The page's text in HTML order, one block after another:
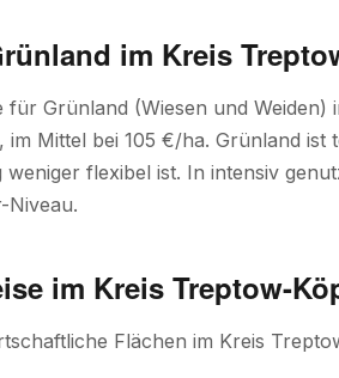
im Kreis
für Grünland (Wiesen und
, im Mittel bei 105 €/ha. Grünland
weniger flexibel ist. In intensiv
Niveau.
im Kreis Treptow-
Flächen im Kreis